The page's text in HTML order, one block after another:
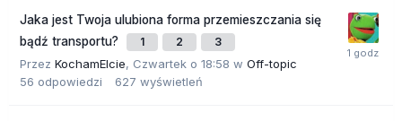
Jaka jest Twoja ulubiona forma przemieszczania się
bądź transportu?
1 2 3
Przez KochamElcie, Czwartek o 18:58 w Off-topic
56 odpowiedzi 627 wyświetleń